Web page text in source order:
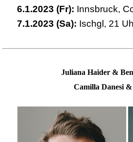
6.1.2023 (Fr): Innsbruck,
7.1.2023 (Sa): Ischgl, 21
Juliana Haider &
Camilla Danesi